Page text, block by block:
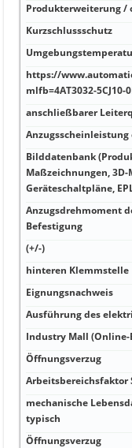
Produkterweiterung /
Kurzschlussschutz
https://
mlfb=4AT3032-5CJ10-
anschließbarer
Anzugsscheinleistung
Bilddatenbank
Maßzeichnungen, 3D-
Geräteschaltpläne,
Anzugsdrehmoment
Befestigung
(+/-)
hinteren Klemmstelle
Eignungsnachweis
Ausführung des
Industry Mall
Öffnungsverzug
Arbeitsbereichsfaktor
mechanische
typisch
Öffnungsverzug